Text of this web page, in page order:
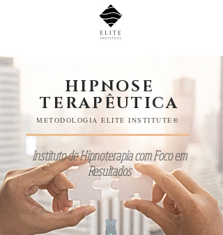
HIPNOSE
TERAPÊUTICA
METODOLOGIA ELITE INSTITUTE®
Instituto de Hipnoterapia com Foco em
Resultados